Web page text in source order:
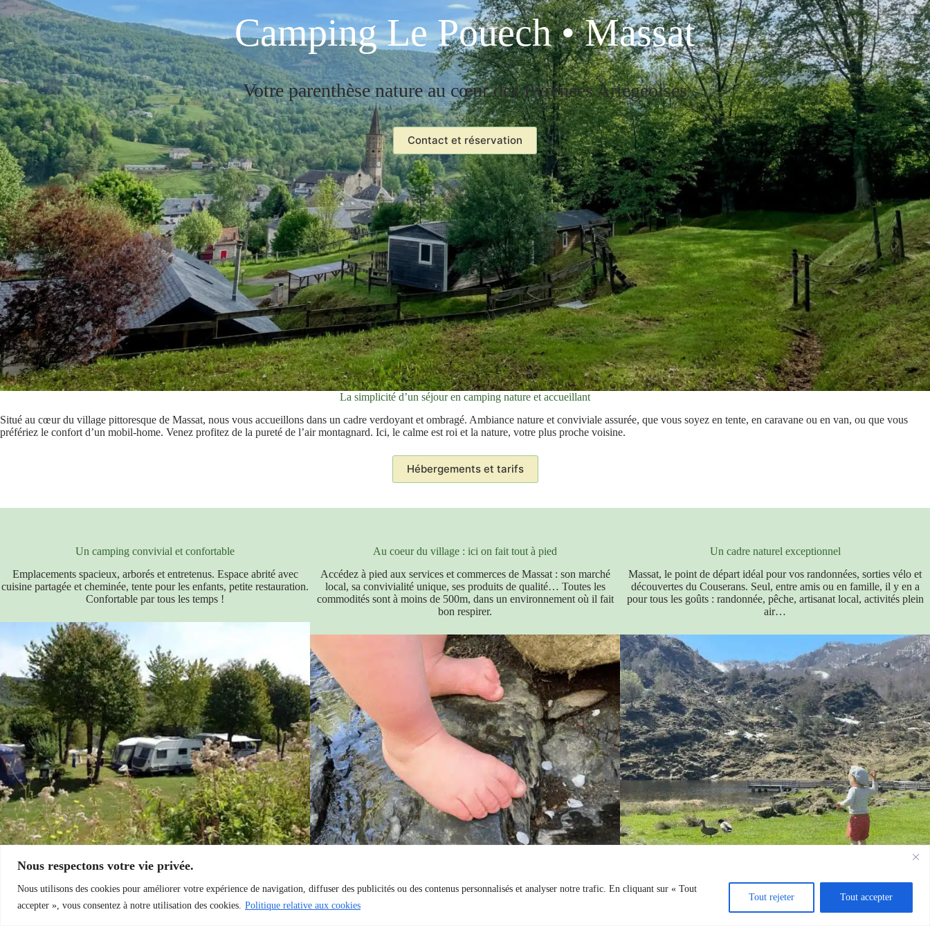
Nous respectons votre vie privée.
Nous utilisons des cookies pour améliorer votre expérience de navigation, diffuser des publicités ou des contenus personnalisés et analyser notre trafic. En cliquant sur « Tout
accepter », vous consentez à notre utilisation des cookies. Politique relative aux cookies
Tout rejeter Tout accepter
Camping Le Pouech • Massat
Votre parenthèse nature au cœur des Pyrénées Ariégeoises
Contact et réservation
La simplicité d’un séjour en camping nature et accueillant
Situé au cœur du village pittoresque de Massat, nous vous accueillons dans un cadre verdoyant et ombragé. Ambiance nature et conviviale assurée, que vous soyez en tente, en caravane ou en van, ou que vous
préfériez le confort d’un mobil-home. Venez profitez de la pureté de l’air montagnard. Ici, le calme est roi et la nature, votre plus proche voisine.
Hébergements et tarifs
Un camping convivial et confortable
Emplacements spacieux, arborés et entretenus. Espace abrité avec
cuisine partagée et cheminée, tente pour les enfants, petite restauration.
Confortable par tous les temps !
Je découvre le camping
Au coeur du village : ici on fait tout à pied
Accédez à pied aux services et commerces de Massat : son marché
local, sa convivialité unique, ses produits de qualité… Toutes les
commodités sont à moins de 500m, dans un environnement où il fait
bon respirer.
Un cadre naturel exceptionnel
Massat, le point de départ idéal pour vos randonnées, sorties vélo et
découvertes du Couserans. Seul, entre amis ou en famille, il y en a
pour tous les goûts : randonnée, pêche, artisanat local, activités plein
air…